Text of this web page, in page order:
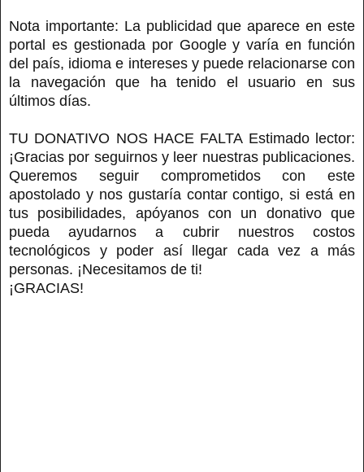
Nota importante: La publicidad que aparece en este
portal es gestionada por Google y varía en función
del país, idioma e intereses y puede relacionarse con
la navegación que ha tenido el usuario en sus
últimos días.
TU DONATIVO NOS HACE FALTA Estimado lector:
¡Gracias por seguirnos y leer nuestras publicaciones.
Queremos seguir comprometidos con este
apostolado y nos gustaría contar contigo, si está en
tus posibilidades, apóyanos con un donativo que
pueda ayudarnos a cubrir nuestros costos
tecnológicos y poder así llegar cada vez a más
personas. ¡Necesitamos de ti!
¡GRACIAS!